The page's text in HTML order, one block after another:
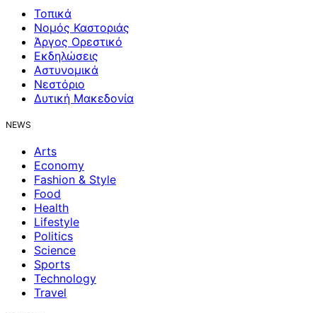
Τοπικά
Νομός Καστοριάς
Άργος Ορεστικό
Εκδηλώσεις
Αστυνομικά
Νεστόριο
Δυτική Μακεδονία
NEWS
Arts
Economy
Fashion & Style
Food
Health
Lifestyle
Politics
Science
Sports
Technology
Travel